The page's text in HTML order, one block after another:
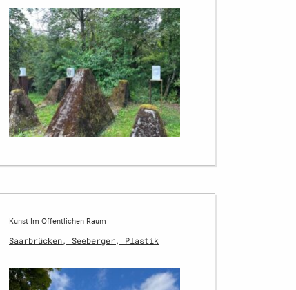
Kunst Im Öffentlichen Raum
Saarbrücken, Seeberger, Plastik